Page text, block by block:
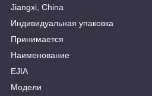
Jiangxi, China
Индивидуальная упаковка
Принимается
Наименование
EJIA
Модели